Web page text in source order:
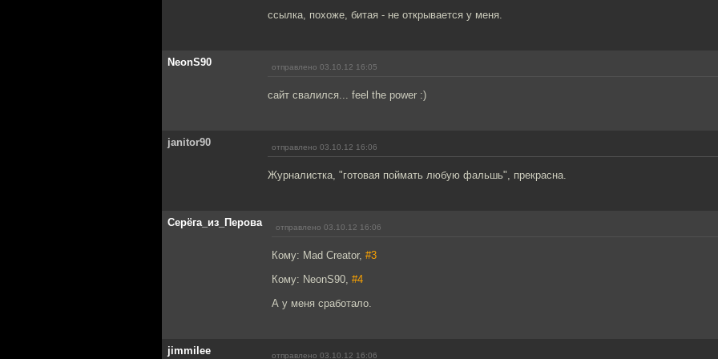
ссылка, похоже, битая - не открывается у меня.
NeonS90 отправлено 03.10.12 16:05
сайт свалился... feel the power :)
janitor90 отправлено 03.10.12 16:06
Журналистка, "готовая поймать любую фальшь", прекрасна.
Серёга_из_Перова отправлено 03.10.12 16:06
Кому: Mad Creator, #3
Кому: NeonS90, #4
А у меня сработало.
jimmilee отправлено 03.10.12 16:06